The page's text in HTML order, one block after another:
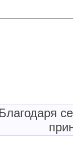
Благодаря